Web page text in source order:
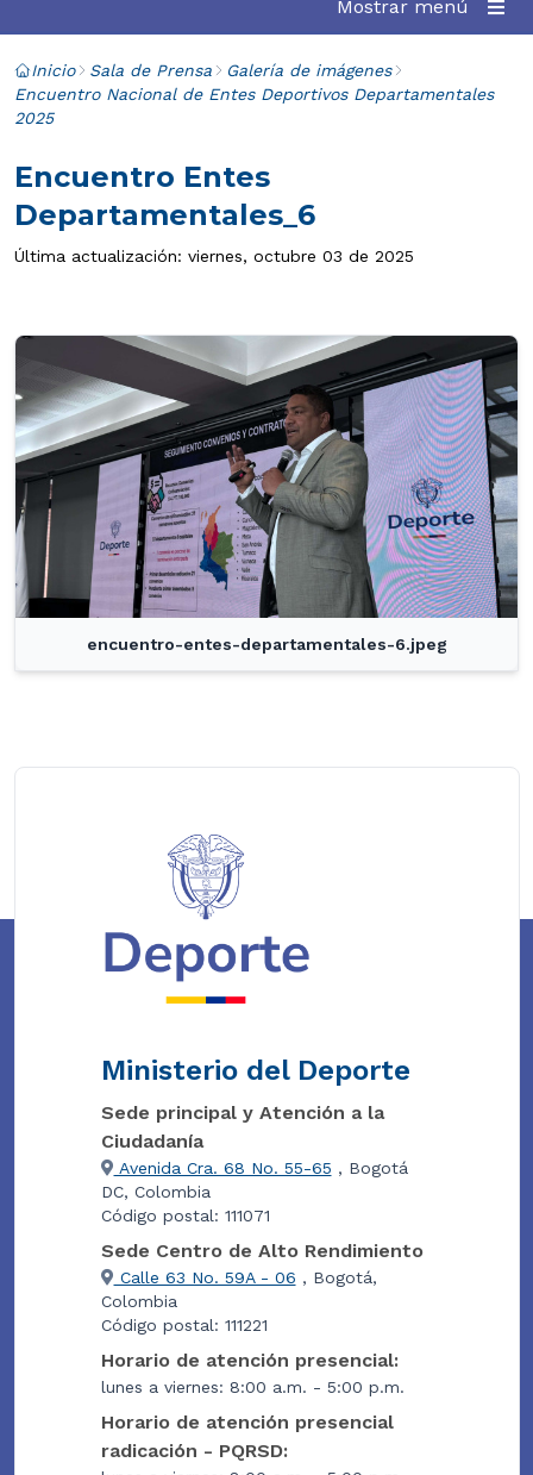
Mostrar menú
Inicio Sala de Prensa
Galería de imágenes
Encuentro Nacional de Entes Deportivos Departamentales
2025
Encuentro Entes
Departamentales_6
Última actualización: viernes, octubre 03 de 2025
encuentro-entes-departamentales-6.jpeg
Ministerio del Deporte
Sede principal y Atención a la
Ciudadanía
Avenida Cra. 68 No. 55-65 , Bogotá
DC, Colombia
Código postal: 111071
Sede Centro de Alto Rendimiento
Calle 63 No. 59A - 06 , Bogotá,
Colombia
Código postal: 111221
Horario de atención presencial:
lunes a viernes: 8:00 a.m. - 5:00 p.m.
Horario de atención presencial
radicación - PQRSD: